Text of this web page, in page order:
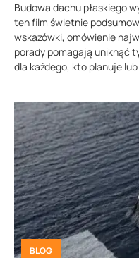
Budowa dachu płaskiego
ten film świetnie
wskazówki, omówienie
porady pomagają uniknąć
dla każdego, kto planuje
BLOG